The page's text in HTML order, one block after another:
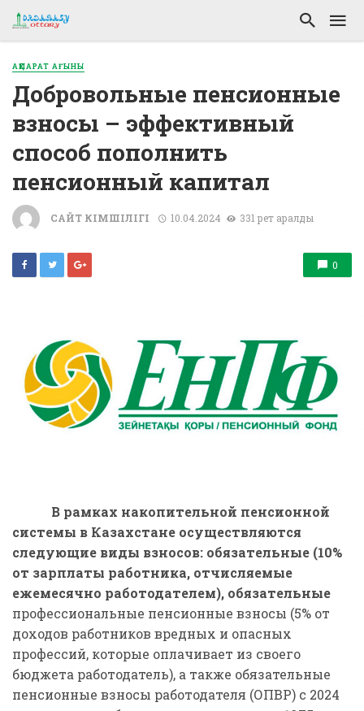
АҚПАРАТ АҒЫНЫ
Добровольные пенсионные
взносы – эффективный
способ пополнить
пенсионный капитал
САЙТ ӘКІМШІЛІГІ 10.04.2024 331 рет қаралды
0
В рамках накопительной пенсионной
системы в Казахстане осуществляются
следующие виды взносов: обязательные (10%
от зарплаты работника, отчисляемые
ежемесячно работодателем), обязательные
профессиональные пенсионные взносы (5% от
доходов работников вредных и опасных
профессий, которые оплачивает из своего
бюджета работодатель), а также обязательные
пенсионные взносы работодателя (ОПВР) с 2024